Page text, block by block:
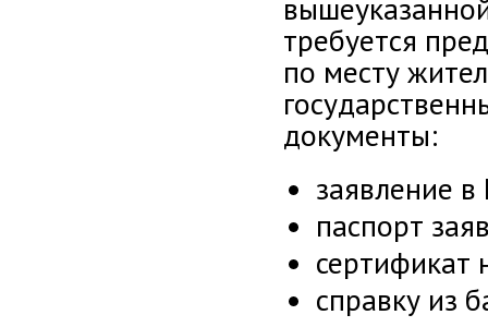
требуется
по месту
документы:
заявление
паспорт
сертификат
справку из